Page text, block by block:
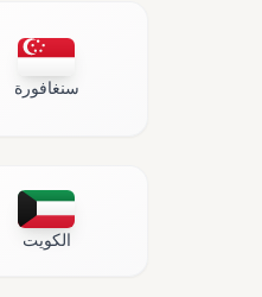
سنغافورة
الكويت